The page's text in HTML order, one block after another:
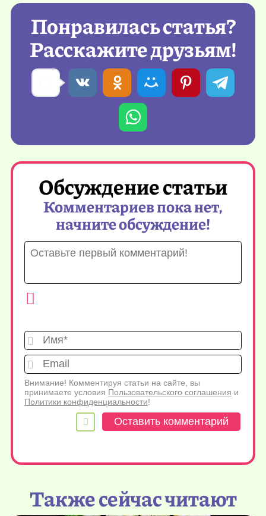
Понравилась статья?
Расскажите друзьям!
Обсуждение статьи
Комментариев пока нет,
начните обсуждение!
Имя*
Внимание! Комментируя статьи на сайте, вы
принимаете условия Пользовательского соглашения и
Политики конфиденциальности!
Также сейчас читают